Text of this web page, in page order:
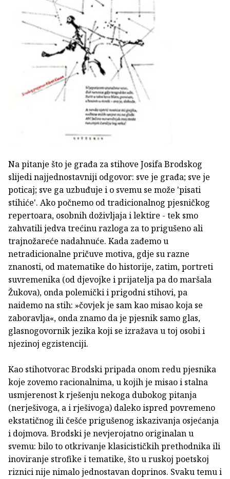
Na pitanje što je građa za stihove Josifa Brodskog
slijedi najjednostavniji odgovor: sve je građa; sve je
poticaj; sve ga uzbuđuje i o svemu se može 'pisati
stihiće'. Ako počnemo od tradicionalnog pjesničkog
repertoara, osobnih doživljaja i lektire - tek smo
zahvatili jedva trećinu razloga za to prigušeno ali
trajnožareće nadahnuće. Kada zađemo u
netradicionalne pričuve motiva, gdje su razne
znanosti, od matematike do historije, zatim, portreti
suvremenika (od djevojke i prijatelja pa do maršala
Žukova), onda polemički i prigodni stihovi, pa
naidemo na stih: »čovjek je sam kao misao koja se
zaboravlja«, onda znamo da je pjesnik samo glas,
glasnogovornik jezika koji se izražava u toj osobi i
njezinoj egzistenciji.
Kao stihotvorac Brodski pripada onom redu pjesnika
koje zovemo racionalnima, u kojih je misao i stalna
usmjerenost k rješenju nekoga dubokog pitanja
(nerješivoga, a i rješivoga) daleko ispred povremeno
ekstatičnog ili češće prigušenog iskazivanja osjećanja
i dojmova. Brodski je nevjerojatno originalan u
svemu: bilo to otkrivanje klasicističkih prethodnika ili
inoviranje strofike i tematike, što u ruskoj poetskoj
riznici nije nimalo jednostavan doprinos. Svaku temu i